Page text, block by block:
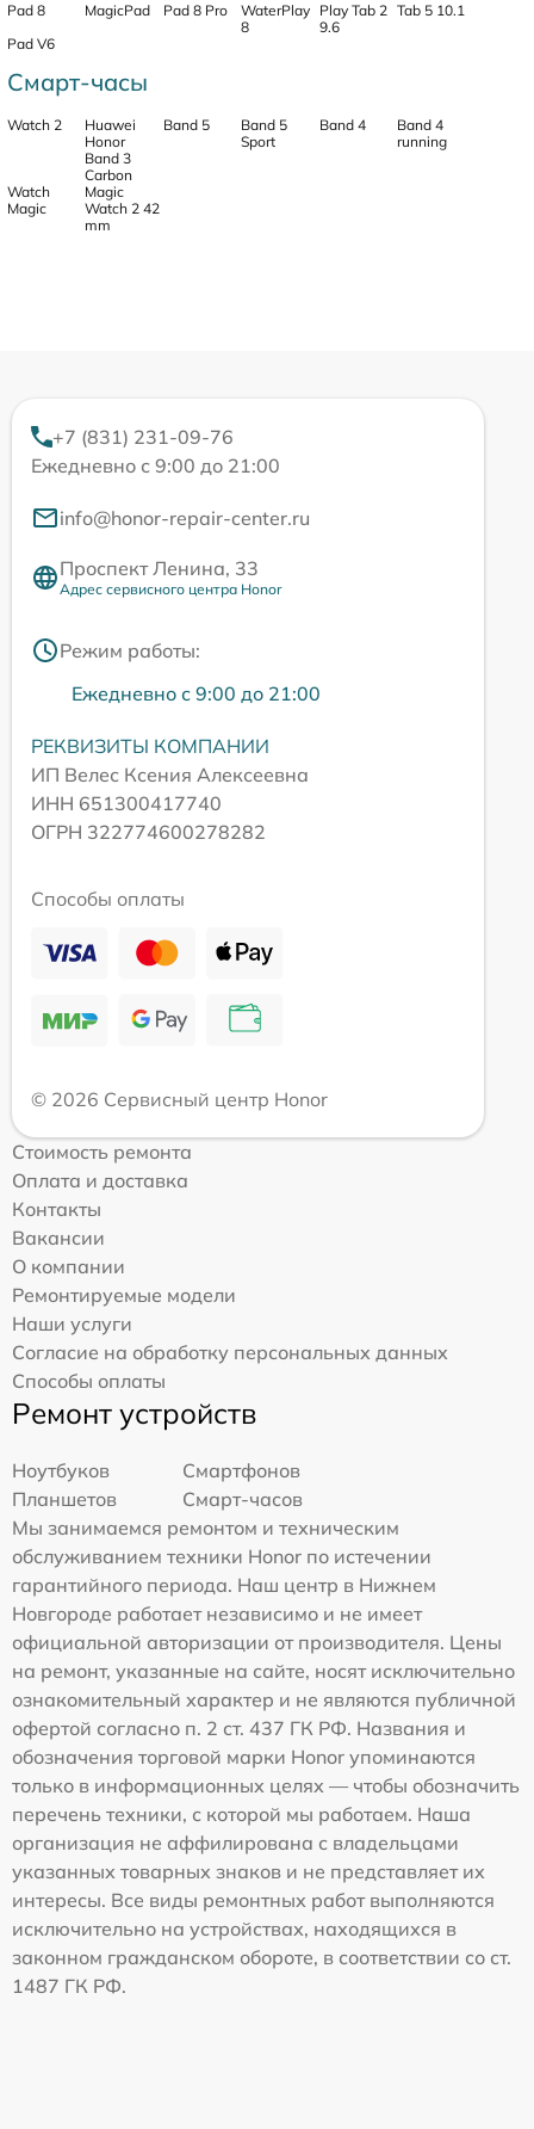
Pad 8 MagicPad Pad 8 Pro
WaterPlay
8
Play Tab 2
9.6
Tab 5 10.1
Pad V6
Смарт-часы
Watch 2
Huawei
Honor
Band 3
Carbon
Band 5
Band 5
Sport
Band 4
Band 4
running
Watch
Magic
Magic
Watch 2 42
mm
+7 (831) 231-09-76
Ежедневно с 9:00 до 21:00
info@honor-repair-center.ru
Проспект Ленина, 33
Адрес сервисного центра Honor
Режим работы:
Ежедневно с 9:00 до 21:00
РЕКВИЗИТЫ КОМПАНИИ
ИП Велес Ксения Алексеевна
ИНН 651300417740
ОГРН 322774600278282
Способы оплаты
© 2026 Сервисный центр Honor
Стоимость ремонта
Оплата и доставка
Контакты
Вакансии
О компании
Ремонтируемые модели
Наши услуги
Согласие на обработку персональных данных
Способы оплаты
Ремонт устройств
Ноутбуков
Смартфонов
Планшетов
Смарт-часов
Мы занимаемся ремонтом и техническим
обслуживанием техники Honor по истечении
гарантийного периода. Наш центр в Нижнем
Новгороде работает независимо и не имеет
официальной авторизации от производителя. Цены
на ремонт, указанные на сайте, носят исключительно
ознакомительный характер и не являются публичной
офертой согласно п. 2 ст. 437 ГК РФ. Названия и
обозначения торговой марки Honor упоминаются
только в информационных целях — чтобы обозначить
перечень техники, с которой мы работаем. Наша
организация не аффилирована с владельцами
указанных товарных знаков и не представляет их
интересы. Все виды ремонтных работ выполняются
исключительно на устройствах, находящихся в
законном гражданском обороте, в соответствии со ст.
1487 ГК РФ.